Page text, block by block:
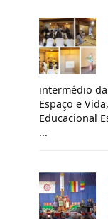
intermédio
Espaço e
Educacional
...